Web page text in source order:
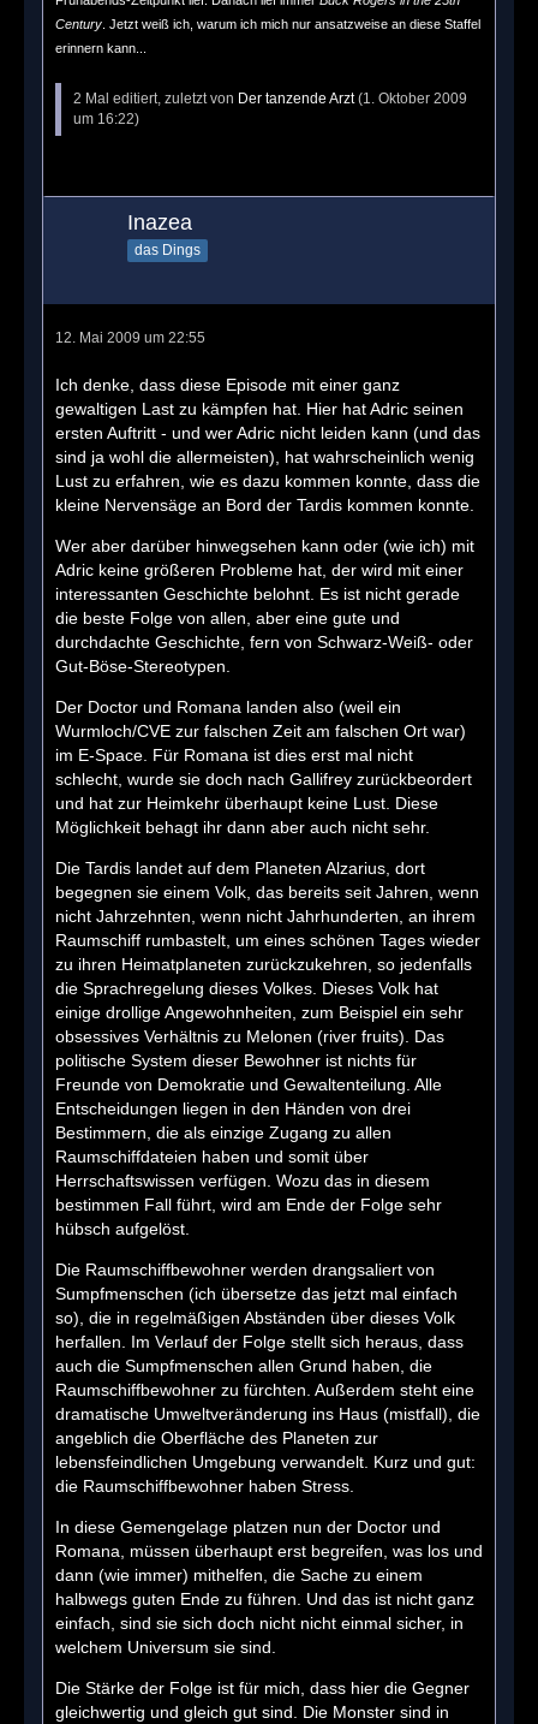
Century . Jetzt weiß ich, warum ich mich nur ansatzweise an diese Staffel
erinnern kann...
2 Mal editiert, zuletzt von Der tanzende Arzt(1. Oktober 2009
um 16:22)
Inazea
das Dings
12. Mai 2009 um 22:55
Ich denke, dass diese Episode mit einer ganz
gewaltigen Last zu kämpfen hat. Hier hat Adric seinen
ersten Auftritt - und wer Adric nicht leiden kann (und das
sind ja wohl die allermeisten), hat wahrscheinlich wenig
Lust zu erfahren, wie es dazu kommen konnte, dass die
kleine Nervensäge an Bord der Tardis kommen konnte.
Wer aber darüber hinwegsehen kann oder (wie ich) mit
Adric keine größeren Probleme hat, der wird mit einer
interessanten Geschichte belohnt. Es ist nicht gerade
die beste Folge von allen, aber eine gute und
durchdachte Geschichte, fern von Schwarz-Weiß- oder
Gut-Böse-Stereotypen.
Der Doctor und Romana landen also (weil ein
Wurmloch/CVE zur falschen Zeit am falschen Ort war)
im E-Space. Für Romana ist dies erst mal nicht
schlecht, wurde sie doch nach Gallifrey zurückbeordert
und hat zur Heimkehr überhaupt keine Lust. Diese
Möglichkeit behagt ihr dann aber auch nicht sehr.
Die Tardis landet auf dem Planeten Alzarius, dort
begegnen sie einem Volk, das bereits seit Jahren, wenn
nicht Jahrzehnten, wenn nicht Jahrhunderten, an ihrem
Raumschiff rumbastelt, um eines schönen Tages wieder
zu ihren Heimatplaneten zurückzukehren, so jedenfalls
die Sprachregelung dieses Volkes. Dieses Volk hat
einige drollige Angewohnheiten, zum Beispiel ein sehr
obsessives Verhältnis zu Melonen (river fruits). Das
politische System dieser Bewohner ist nichts für
Freunde von Demokratie und Gewaltenteilung. Alle
Entscheidungen liegen in den Händen von drei
Bestimmern, die als einzige Zugang zu allen
Raumschiffdateien haben und somit über
Herrschaftswissen verfügen. Wozu das in diesem
bestimmen Fall führt, wird am Ende der Folge sehr
hübsch aufgelöst.
Die Raumschiffbewohner werden drangsaliert von
Sumpfmenschen (ich übersetze das jetzt mal einfach
so), die in regelmäßigen Abständen über dieses Volk
herfallen. Im Verlauf der Folge stellt sich heraus, dass
auch die Sumpfmenschen allen Grund haben, die
Raumschiffbewohner zu fürchten. Außerdem steht eine
dramatische Umweltveränderung ins Haus (mistfall), die
angeblich die Oberfläche des Planeten zur
lebensfeindlichen Umgebung verwandelt. Kurz und gut:
die Raumschiffbewohner haben Stress.
In diese Gemengelage platzen nun der Doctor und
Romana, müssen überhaupt erst begreifen, was los und
dann (wie immer) mithelfen, die Sache zu einem
halbwegs guten Ende zu führen. Und das ist nicht ganz
einfach, sind sie sich doch nicht nicht einmal sicher, in
welchem Universum sie sind.
Die Stärke der Folge ist für mich, dass hier die Gegner
gleichwertig und gleich gut sind. Die Monster sind in